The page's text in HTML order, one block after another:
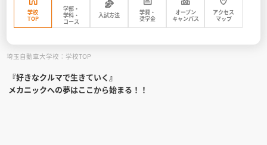
お役立ち情報
見学会WEB手引書
学校
TOP
学部・
学科・
コース
入試方法
学費・
奨学金
オープン
キャンパス
アクセス
マップ
埼玉自動車大学校：学校TOP
『好きなクルマで生きていく』
メカニックへの夢はここから始まる！！